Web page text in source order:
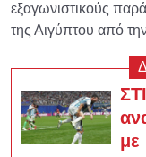
εξαγωνιστικούς
της Αιγύπτου από
με